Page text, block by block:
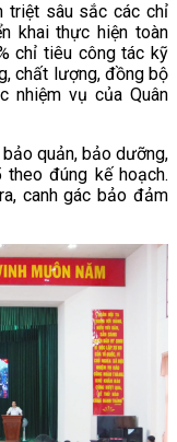
triệt sâu sắc các chỉ
khai thực hiện toàn
chỉ tiêu công tác kỹ
chất lượng, đồng bộ
nhiệm vụ của Quân
quản, bảo dưỡng,
đúng kế hoạch.
canh gác bảo đảm